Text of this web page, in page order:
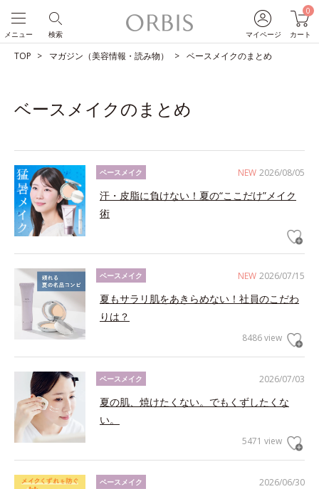
マイページ
0
カート
検索
メニュー
TOP マガジン（美容情報・読み物） ベースメイクのまとめ
ベースメイクのまとめ
NEW 2026/08/05
ベースメイク
汗・皮脂に負けない！夏の“ここだけ”メイク
術
NEW 2026/07/15
ベースメイク
夏もサラリ肌をあきらめない！社員のこだわ
りは？
8486 view
2026/07/03
ベースメイク
夏の肌、焼けたくない。でもくずしたくな
い。
5471 view
2026/06/30
ベースメイク